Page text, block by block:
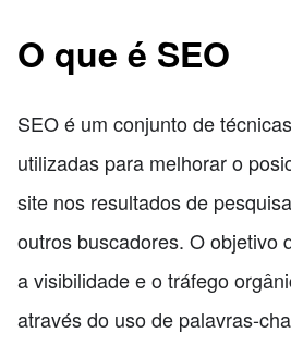
O que é SEO
SEO é um conjunto de
utilizadas para melhorar o
site nos resultados de
outros buscadores. O objetivo
a visibilidade e o tráfego
através do uso de palavras-